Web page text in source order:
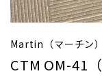
Martin（マーチン
CTM OM-41（